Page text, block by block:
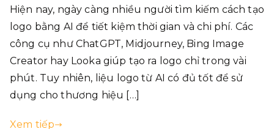
Hiện nay, ngày càng nhiều người tìm kiếm cách tạo
logo bằng AI để tiết kiệm thời gian và chi phí. Các
công cụ như ChatGPT, Midjourney, Bing Image
Creator hay Looka giúp tạo ra logo chỉ trong vài
phút. Tuy nhiên, liệu logo từ AI có đủ tốt để sử
dụng cho thương hiệu […]
Xem tiếp